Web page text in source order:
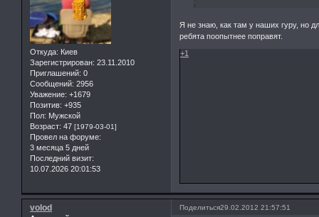
Откуда: Киев
Зарегистрирован: 23.11.2010
Приглашений: 0
Сообщений: 2956
Уважение: +1679
Позитив: +935
Пол: Мужской
Возраст: 47 [1979-03-01]
Провел на форуме:
3 месяца 5 дней
Последний визит:
10.07.2026 20:01:53
Я не знаю, как там у наших гуру, но
ребята поопытнее поправят.
+1
Поделиться29.02.2012 21:57:51
volod